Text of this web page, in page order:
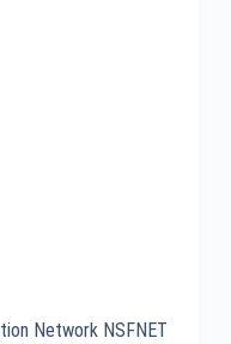
Network NSFNET